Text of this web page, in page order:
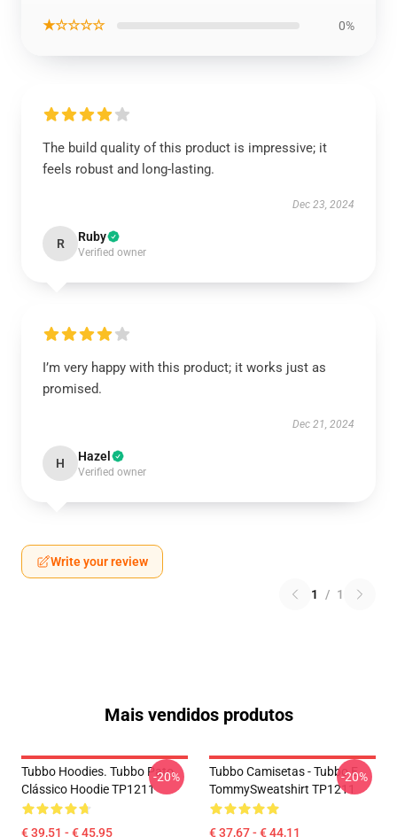
★☆☆☆☆ 0%
The build quality of this product is impressive; it
feels robust and long-lasting.
Dec 23, 2024
R Ruby
Verified owner
I’m very happy with this product; it works just as
promised.
Dec 21, 2024
H Hazel
Verified owner
Write your review
1 / 1
Mais vendidos produtos
Tubbo Hoodies. Tubbo Pato
Clássico Hoodie TP1211
€ 39,51 - € 45,95
-20%
Tubbo Camisetas - Tubbo E
TommySweatshirt TP1211
€ 37,67 - € 44,11
-20%